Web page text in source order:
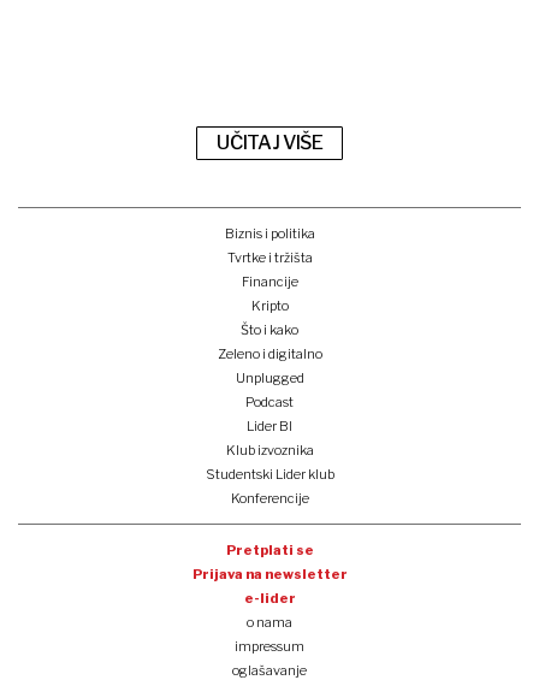
UČITAJ VIŠE
Biznis i politika
Tvrtke i tržišta
Financije
Kripto
Što i kako
Zeleno i digitalno
Unplugged
Podcast
Lider BI
Klub izvoznika
Studentski Lider klub
Konferencije
Pretplati se
Prijava na newsletter
e-lider
o nama
impressum
oglašavanje